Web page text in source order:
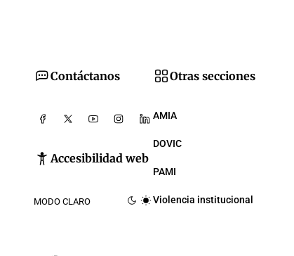
Contáctanos
Accesibilidad web
MODO CLARO
Otras secciones
AMIA
DOVIC
PAMI
Violencia institucional